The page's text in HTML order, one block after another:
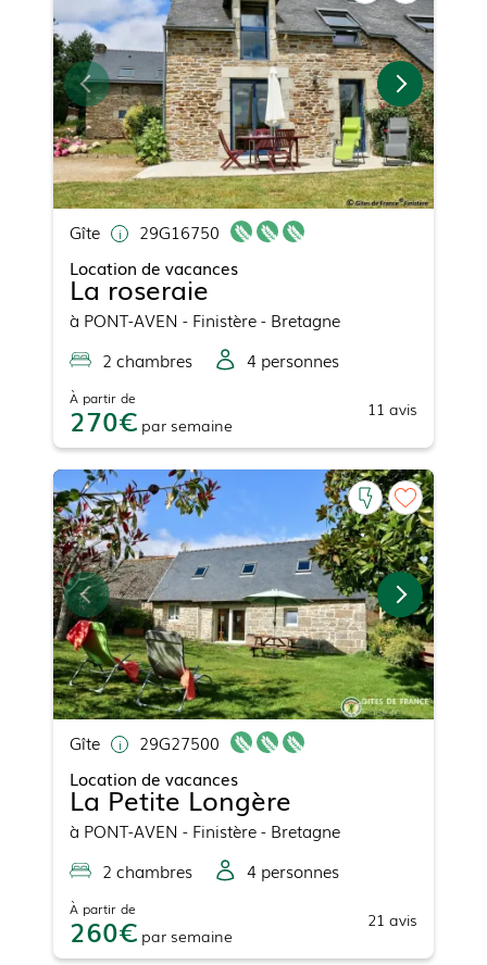
Gîte
29G16750
Location de vacances
La roseraie
à PONT-AVEN - Finistère - Bretagne
2 chambres 4 personnes
À partir de
270 par semaine
11 avis
Gîte
29G27500
Location de vacances
La Petite Longère
à PONT-AVEN - Finistère - Bretagne
2 chambres 4 personnes
À partir de
260 par semaine
21 avis